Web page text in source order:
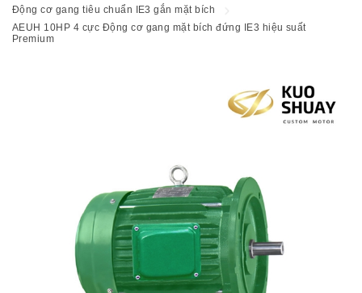
Động cơ gang tiêu chuẩn IE3 gắn mặt bích
AEUH 10HP 4 cực Động cơ gang mặt bích đứng IE3 hiệu suất
Premium